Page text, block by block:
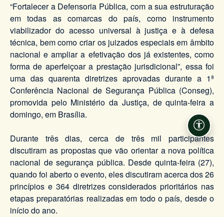
“Fortalecer a Defensoria Pública, com a sua estruturação
em todas as comarcas do país, como instrumento
viabilizador do acesso universal à justiça e à defesa
técnica, bem como criar os juizados especiais em âmbito
nacional e ampliar a efetivação dos já existentes, como
forma de aperfeiçoar a prestação jurisdicional”, essa foi
uma das quarenta diretrizes aprovadas durante a 1ª
Conferência Nacional de Segurança Pública (Conseg),
promovida pelo Ministério da Justiça, de quinta-feira a
domingo, em Brasília.
Durante três dias, cerca de três mil participantes
discutiram as propostas que vão orientar a nova política
nacional de segurança pública. Desde quinta-feira (27),
quando foi aberto o evento, eles discutiram acerca dos 26
princípios e 364 diretrizes considerados prioritários nas
etapas preparatórias realizadas em todo o país, desde o
início do ano.